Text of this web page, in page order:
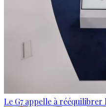
Le G7 appelle à